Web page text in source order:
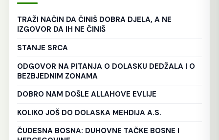
TRAŽI NAČIN DA ČINIŠ DOBRA DJELA, A NE
IZGOVOR DA IH NE ČINIŠ
STANJE SRCA
ODGOVOR NA PITANJA O DOLASKU DEDŽALA I O
BEZBJEDNIM ZONAMA
DOBRO NAM DOŠLE ALLAHOVE EVLIJE
KOLIKO JOŠ DO DOLASKA MEHDIJA A.S.
ČUDESNA BOSNA: DUHOVNE TAČKE BOSNE I